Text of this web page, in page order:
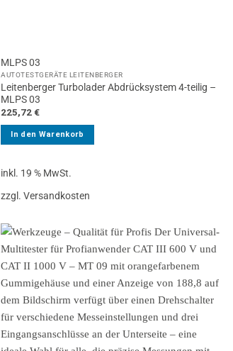
MLPS 03
AUTOTESTGERÄTE LEITENBERGER
Leitenberger Turbolader Abdrücksystem 4-teilig –
MLPS 03
225,72€
In den Warenkorb
inkl. 19 % MwSt.
zzgl. Versandkosten